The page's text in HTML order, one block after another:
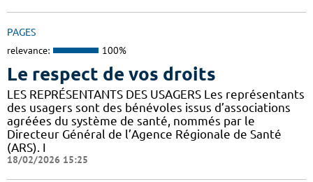
PAGES
relevance: 100%
Le respect de vos droits
LES REPRÉSENTANTS DES USAGERS Les représentants
des usagers sont des bénévoles issus d’associations
agréées du système de santé, nommés par le
Directeur Général de l’Agence Régionale de Santé
(ARS). I
18/02/2026 15:25